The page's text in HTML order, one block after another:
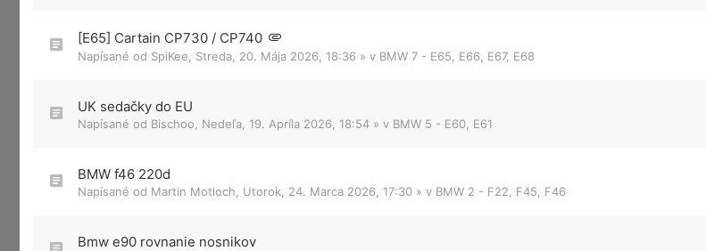
[E65] Cartain CP730 / CP740
Napísané od SpiKee Streda, 20. Mája 2026, 18:36 » v BMW 7 - E65, E66, E67, E68
UK sedačky do EU
Napísané od Bischoo Nedeľa, 19. Apríla 2026, 18:54 » v BMW 5 - E60, E61
BMW f46 220d
Napísané od Martin Motloch Utorok, 24. Marca 2026, 17:30 » v BMW 2 - F22, F45, F46
Bmw e90 rovnanie nosnikov